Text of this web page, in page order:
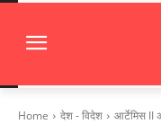
Home देश - विदेश आर्टेमिस II